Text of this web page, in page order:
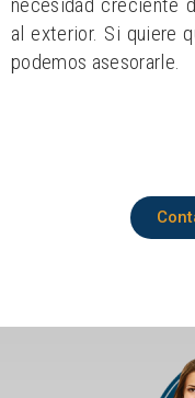
al exterior. Si quiere
podemos asesorarle.